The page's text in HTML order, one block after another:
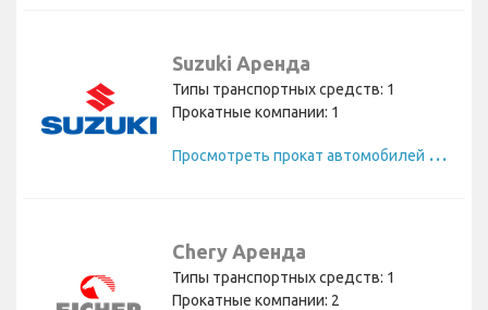
Suzuki Аренда
Типы транспортных средств: 1
Прокатные компании: 1
П
росмотреть прокат автомобилей Suzuki
Chery Аренда
Типы транспортных средств: 1
Прокатные компании: 2